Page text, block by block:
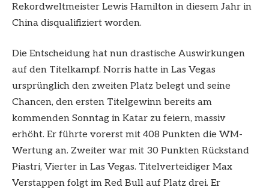
Rekordweltmeister Lewis Hamilton in diesem Jahr in
China disqualifiziert worden.
Die Entscheidung hat nun drastische Auswirkungen
auf den Titelkampf. Norris hatte in Las Vegas
ursprünglich den zweiten Platz belegt und seine
Chancen, den ersten Titelgewinn bereits am
kommenden Sonntag in Katar zu feiern, massiv
erhöht. Er führte vorerst mit 408 Punkten die WM-
Wertung an. Zweiter war mit 30 Punkten Rückstand
Piastri, Vierter in Las Vegas. Titelverteidiger Max
Verstappen folgt im Red Bull auf Platz drei. Er